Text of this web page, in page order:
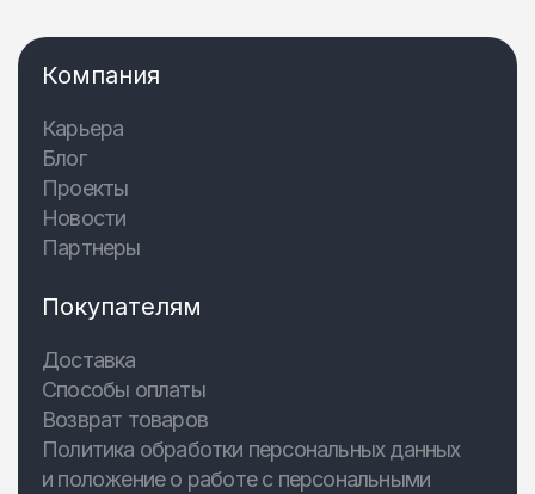
Компания
Карьера
Блог
Проекты
Новости
Партнеры
Покупателям
Доставка
Способы оплаты
Возврат товаров
Политика обработки персональных данных
и положение о работе с персональными